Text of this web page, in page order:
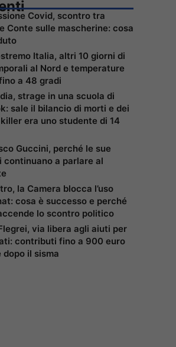
Covid, scontro tra
Conte sulle mascherine: cosa
Italia, altri 10 giorni di
al Nord e temperature
a 48 gradi
strage in una scuola di
sale il bilancio di morti e dei
era uno studente di 14
Guccini, perché le sue
continuano a parlare al
la Camera blocca l’uso
cosa è successo e perché
lo scontro politico
via libera agli aiuti per
contributi fino a 900 euro
dopo il sisma